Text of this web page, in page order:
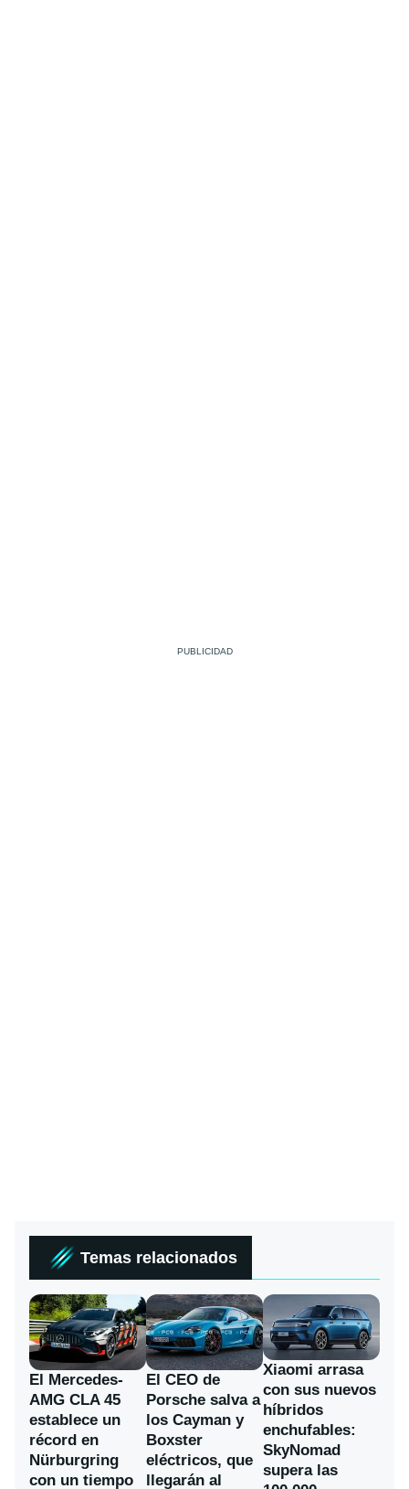
Temas relacionados
El Mercedes-
AMG CLA 45
establece un
récord en
Nürburgring
con un tiempo
El CEO de
Porsche salva a
los Cayman y
Boxster
eléctricos, que
llegarán al
Xiaomi arrasa
con sus nuevos
híbridos
enchufables:
SkyNomad
supera las